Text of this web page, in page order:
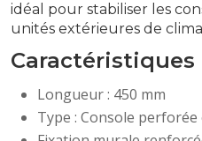
idéal pour stabiliser les
unités extérieures de
Longueur : 450 mm
Type : Console